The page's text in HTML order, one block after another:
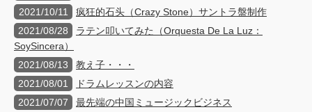
2021/10/11
疯狂的石头（Crazy Stone）サントラ盤制作
2021/08/28
ラテン叩いてみた（Orquesta De La Luz：
SoySincera）
2021/08/13
教え子・・・
2021/08/01
ドラムレッスンの内容
2021/07/07
最先端の中国ミュージックビジネス